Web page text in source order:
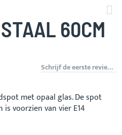
60CM
Schrijf de eerste review over dit product
met opaal glas. De spot
voorzien van vier E14